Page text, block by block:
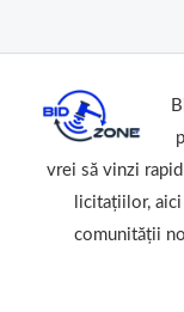
vrei să vinzi
licitațiilor,
comunității